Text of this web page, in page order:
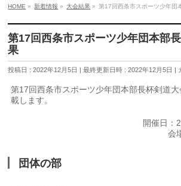
HOME » 新着情報 » 大会結果 » 第17回西条市スポーツ少年団
第17回西条市スポーツ少年団本部
果
投稿日 : 2022年12月5日 最終更新日時 : 2022年12月5日
第17回西条市スポーツ少年団本部長杯剣道
載します。
開催日：
会
団体の部